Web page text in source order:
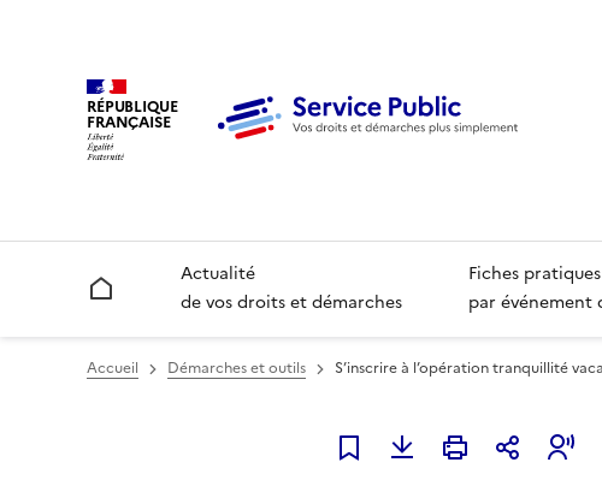
RÉPUBLIQUE
FRANÇAISE
Accueil
Actualité
de vos droits et démarches
Fiches pratiques
par événement
Accueil Démarches et outils S’inscrire à l’opération tranquillité
Ajouter à mes favoris